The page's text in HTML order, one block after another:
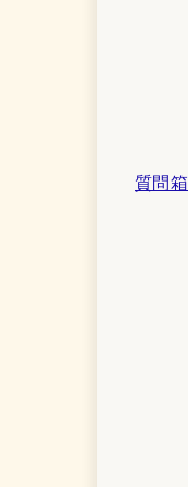
質問箱